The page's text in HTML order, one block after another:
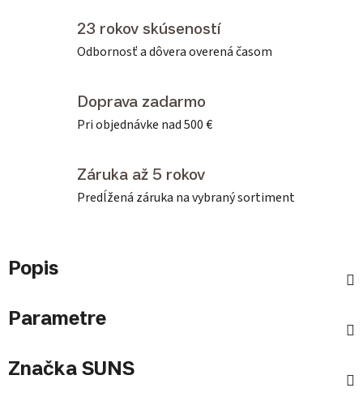
23 rokov skúseností
Odbornosť a dôvera overená časom
Doprava zadarmo
Pri objednávke nad 500 €
Záruka až 5 rokov
Predĺžená záruka na vybraný sortiment
Popis
Parametre
Značka SUNS